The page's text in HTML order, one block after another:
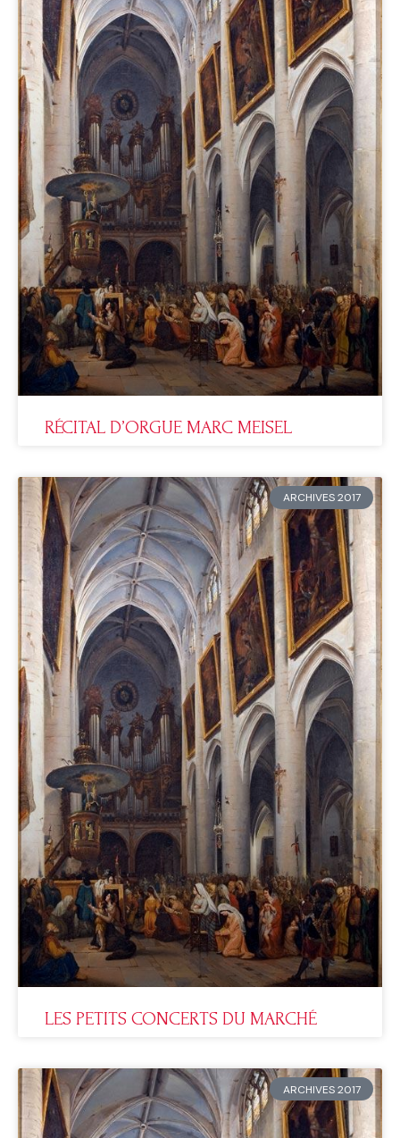
RÉCITAL D’ORGUE MARC MEISEL
ARCHIVES 2017
LES PETITS CONCERTS DU MARCHÉ
ARCHIVES 2017